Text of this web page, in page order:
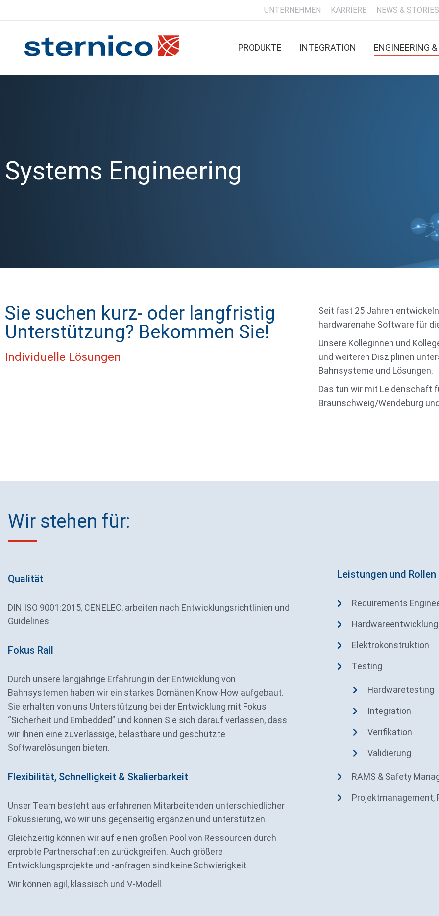
UNTERNEHMEN KARRIERE NEWS & STORIES
PRODUKTE INTEGRATION ENGINEERING
Systems Engineering
Sie suchen kurz- oder langfristig
Unterstützung? Bekommen Sie!
Individuelle Lösungen
Seit fast 25 Jahren
hardwarenahe Software für
Unsere Kolleginnen und
und weiteren Disziplinen
Bahnsysteme und Lösungen.
Das tun wir mit Leidenschaft
Braunschweig/Wendeburg
Wir stehen für:
Qualität
DIN ISO 9001:2015, CENELEC, arbeiten nach Entwicklungsrichtlinien und
Guidelines
Fokus Rail
Durch unsere langjährige Erfahrung in der Entwicklung von
Bahnsystemen haben wir ein starkes Domänen Know-How aufgebaut.
Sie erhalten von uns Unterstützung bei der Entwicklung mit Fokus
“Sicherheit und Embedded” und können Sie sich darauf verlassen, dass
wir Ihnen eine zuverlässige, belastbare und geschützte
Softwarelösungen bieten.
Flexibilität, Schnelligkeit & Skalierbarkeit
Unser Team besteht aus erfahrenen Mitarbeitenden unterschiedlicher
Fokussierung, wo wir uns gegenseitig ergänzen und unterstützen.
Gleichzeitig können wir auf einen großen Pool von Ressourcen durch
erprobte Partnerschaften zurückgreifen. Auch größere
Entwicklungsprojekte und -anfragen sind keine Schwierigkeit.
Wir können agil, klassisch und V-Modell.
Leistungen und Rollen
Requirements
Hardwareentwicklung
Elektrokonstruktion
Testing
Hardwaretesting
Integration
Verifikation
Validierung
RAMS & Safety
Projektmanagement,